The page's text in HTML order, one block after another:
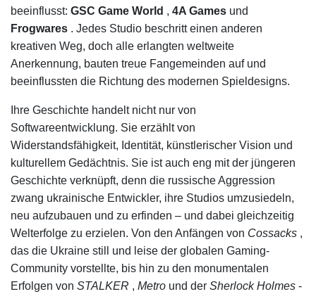
beeinflusst: GSC Game World , 4A Games und
Frogwares . Jedes Studio beschritt einen anderen
kreativen Weg, doch alle erlangten weltweite
Anerkennung, bauten treue Fangemeinden auf und
beeinflussten die Richtung des modernen Spieldesigns.
Ihre Geschichte handelt nicht nur von
Softwareentwicklung. Sie erzählt von
Widerstandsfähigkeit, Identität, künstlerischer Vision und
kulturellem Gedächtnis. Sie ist auch eng mit der jüngeren
Geschichte verknüpft, denn die russische Aggression
zwang ukrainische Entwickler, ihre Studios umzusiedeln,
neu aufzubauen und zu erfinden – und dabei gleichzeitig
Welterfolge zu erzielen. Von den Anfängen von Cossacks ,
das die Ukraine still und leise der globalen Gaming-
Community vorstellte, bis hin zu den monumentalen
Erfolgen von STALKER , Metro und der Sherlock Holmes -